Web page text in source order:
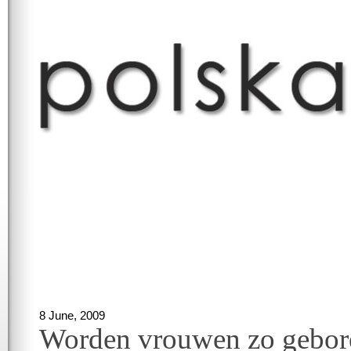
8 June, 2009
Worden vrouwen zo